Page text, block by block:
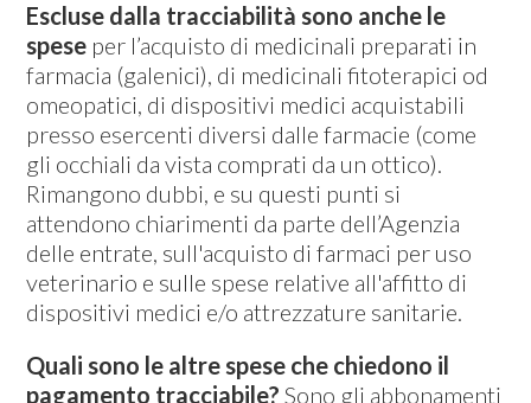
Escluse dalla tracciabilità sono anche le
spese per l’acquisto di medicinali preparati in
farmacia (galenici), di medicinali fitoterapici od
omeopatici, di dispositivi medici acquistabili
presso esercenti diversi dalle farmacie (come
gli occhiali da vista comprati da un ottico).
Rimangono dubbi, e su questi punti si
attendono chiarimenti da parte dell’Agenzia
delle entrate, sull'acquisto di farmaci per uso
veterinario e sulle spese relative all'affitto di
dispositivi medici e/o attrezzature sanitarie.
Quali sono le altre spese che chiedono il
pagamento tracciabile? Sono gli abbonamenti